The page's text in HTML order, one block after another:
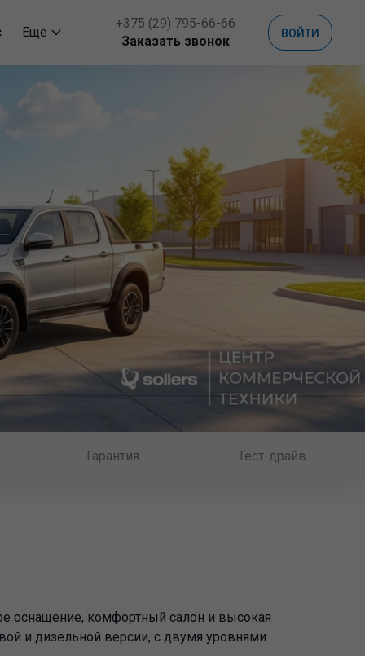
Еще
+375 (29) 795-66-66
Заказать звонок
ВОЙТИ
Гарантия Тест-драйв
комфортный салон и высокая
и дизельной версии, с двумя уровнями